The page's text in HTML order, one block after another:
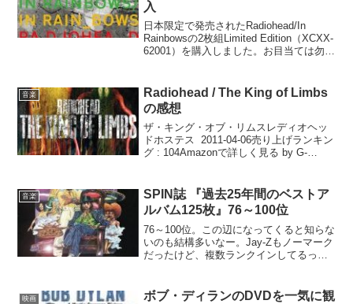
入
日本限定で発売されたRadiohead/In
Rainbowsの2枚組Limited Edition（XCXX-
62001）を購入しました。お目当ては勿
手できなかった...
音楽
Radiohead / The King of Limbs
の感想
ザ・キング・オブ・リムスレディオヘッ
ドホステス 2011-04-06売り上げランキン
グ : 104Amazonで詳しく見る by G-
行...
音楽
SPIN誌 『過去25年間のベストア
ルバム125枚』76～100位
76～100位。この辺になってくると知らな
いのも結構多いなー。Jay-Zもノーマーク
だったけど、複数ランクインしてるって
Down Pro...
映画
ボブ・ディランのDVDを一気に観